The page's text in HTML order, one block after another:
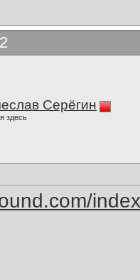
Серёгин
здесь